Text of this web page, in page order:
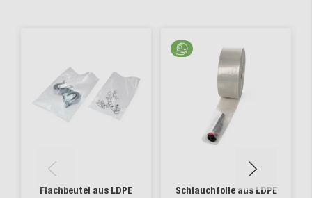
Flachbeutel aus LDPE
Schlauchfolie aus LDPE